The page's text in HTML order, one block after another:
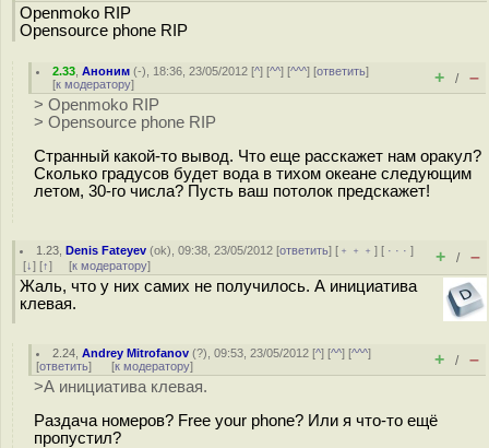
Openmoko RIP
Opensource phone RIP
2.33 ,Аноним (-), 18:36, 23/05/2012 [^] [^^] [^^^] [ответить]
[к модератору] + / –
> Openmoko RIP
> Opensource phone RIP
Странный какой-то вывод. Что еще расскажет нам оракул?
Сколько градусов будет вода в тихом океане следующим
летом, 30-го числа? Пусть ваш потолок предскажет!
1.23 ,Denis Fateyev (ok), 09:38, 23/05/2012 [ответить] [ ﹢﹢﹢] [ · · ·]
[↓] [↑] [к модератору] + / –
Жаль, что у них самих не получилось. А инициатива
клевая.
2.24 ,Andrey Mitrofanov (?), 09:53, 23/05/2012 [^] [^^] [^^^]
[ответить] [к модератору] + / –
>А инициатива клевая.
Раздача номеров? Free your phone? Или я что-то ещё
пропустил?